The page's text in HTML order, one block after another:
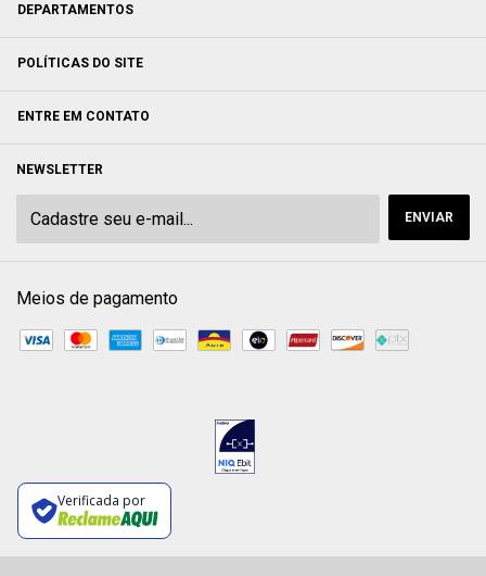
DEPARTAMENTOS
POLÍTICAS DO SITE
ENTRE EM CONTATO
NEWSLETTER
Meios de pagamento
Verificada por